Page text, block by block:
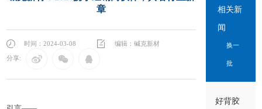
章
时间：2024-03-08 编辑：碱克新材
分享:
相关新
闻
换一
批
好背胶